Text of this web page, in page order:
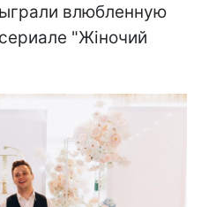
влюбленную
"Жіночий